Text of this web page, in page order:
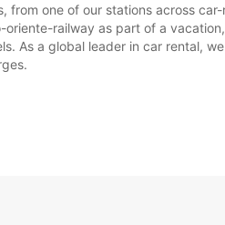
from one of our stations across
railway as part of a
As a global leader in car rental,